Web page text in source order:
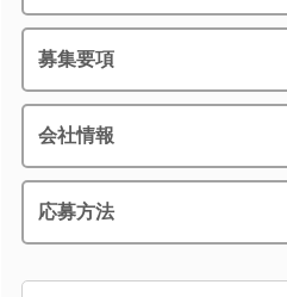
募集要項
会社情報
応募方法